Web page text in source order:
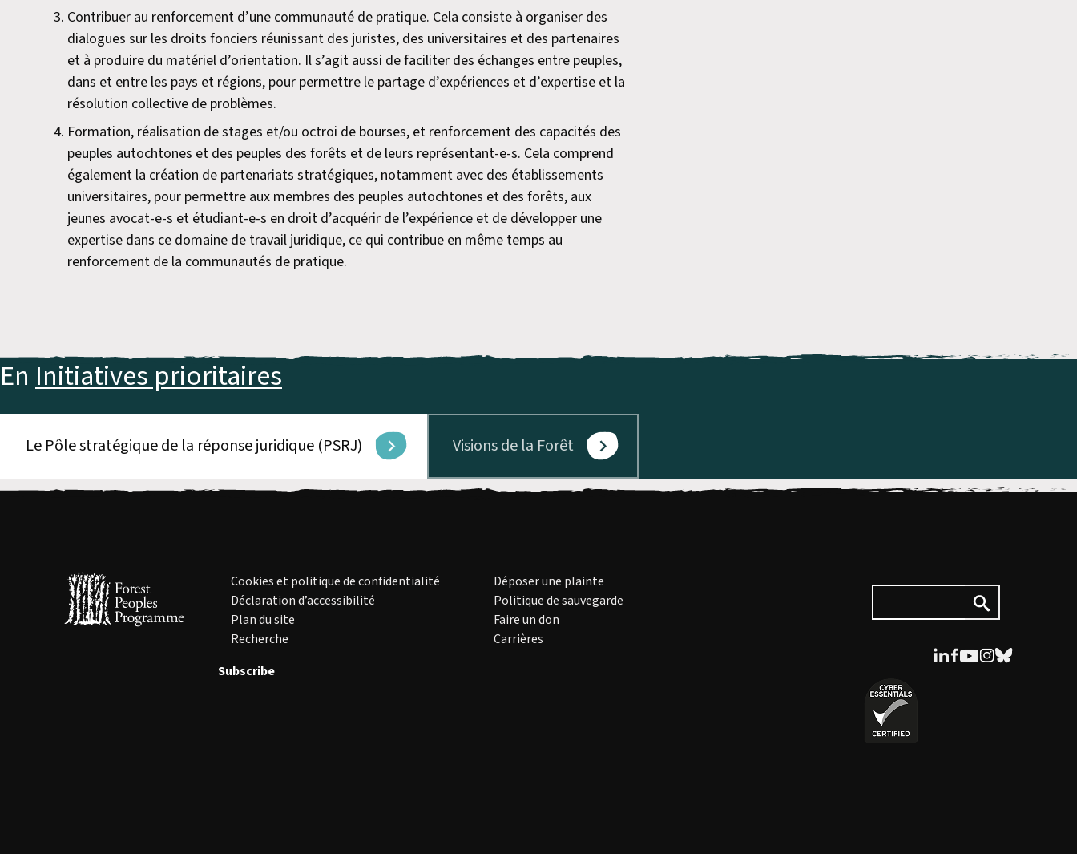
Contribuer au renforcement d’une communauté de pratique. Cela consiste à organiser des
dialogues sur les droits fonciers réunissant des juristes, des universitaires et des partenaires
et à produire du matériel d’orientation. Il s’agit aussi de faciliter des échanges entre peuples,
dans et entre les pays et régions, pour permettre le partage d’expériences et d’expertise et la
résolution collective de problèmes.
Formation, réalisation de stages et/ou octroi de bourses, et renforcement des capacités des
peuples autochtones et des peuples des forêts et de leurs représentant-e-s. Cela comprend
également la création de partenariats stratégiques, notamment avec des établissements
universitaires, pour permettre aux membres des peuples autochtones et des forêts, aux
jeunes avocat-e-s et étudiant-e-s en droit d’acquérir de l’expérience et de développer une
expertise dans ce domaine de travail juridique, ce qui contribue en même temps au
renforcement de la communautés de pratique.
En Initiatives prioritaires
Le Pôle stratégique de la réponse juridique (PSRJ) Visions de la Forêt
Cookies et politique de confidentialité
Déclaration d’accessibilité
Plan du site
Recherche
Déposer une plainte
Politique de sauvegarde
Faire un don
Carrières
Subscribe